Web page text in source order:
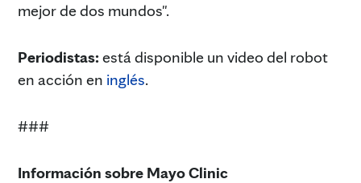
mejor de dos mundos".
Periodistas:está disponible un video del robot
en acción en inglés.
###
Información sobre Mayo Clinic